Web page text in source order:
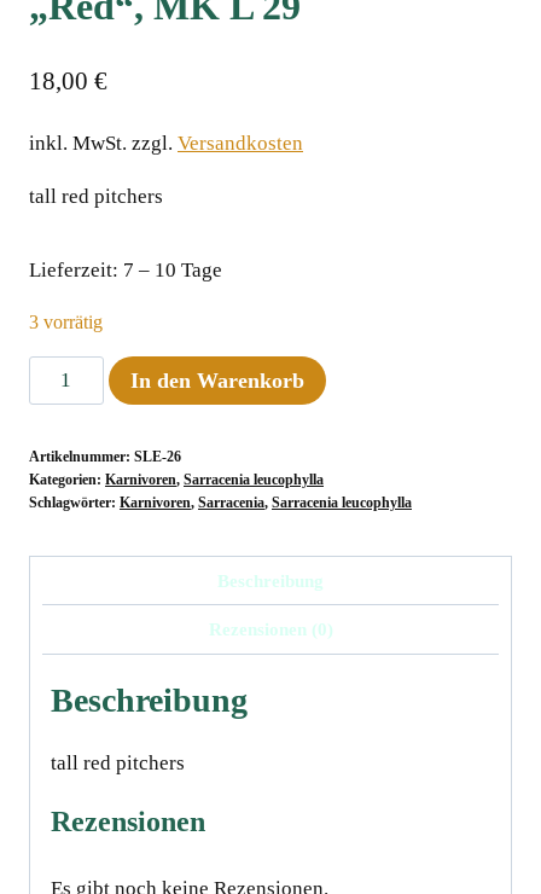
18,00 €
inkl. MwSt. zzgl. Versandkosten
tall red pitchers
Lieferzeit: 7 – 10 Tage
3 vorrätig
Sarracenia
leucophylla
MK
L
In den Warenkorb
Artikelnummer: SLE-26
Kategorien: Karnivoren, Sarracenia leucophylla
Schlagwörter: Karnivoren, Sarracenia, Sarracenia leucophylla
Beschreibung
Rezensionen (0)
Beschreibung
tall red pitchers
Rezensionen
Es gibt noch keine Rezensionen.